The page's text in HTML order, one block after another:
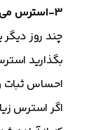
3-استرس می تواند شما را به آمادگی سوق دهد.
چند روز
بگذارید
احساس ثبات
اگر استرس